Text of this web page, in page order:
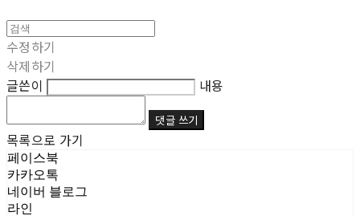
수정하기
삭제하기
글쓴이
내용
댓글 쓰기
목록으로 가기
페이스북
카카오톡
네이버 블로그
라인